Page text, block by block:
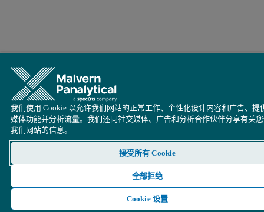
邮箱:info@malvern.com.cn
网址:www.malvernpanalytical.com.cn
上海总部
我们使用 Cookie 以允许我们网站的正常工作、个性化设计内容和广告、提
媒体功能并分析流量。我们还同社交媒体、广告和分析合作伙伴分享有关
我们网站的信息。
接受所有 Cookie
全部拒绝
Cookie 设置